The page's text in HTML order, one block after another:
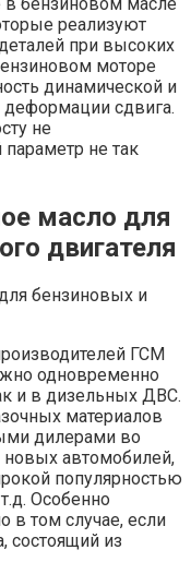
в бензиновом масле
реализуют
при высоких
моторе
динамической и
деформации сдвига.
не
параметр не так
масло для
двигателя
ГСМ
одновременно
и в дизельных ДВС.
материалов
дилерами во
новых автомобилей,
популярностью
Особенно
в том случае, если
состоящий из